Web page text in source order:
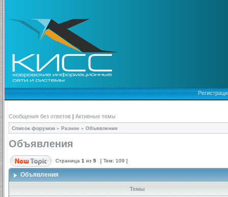
Сообщения без ответов | Активные темы
Список форумов » Разное » Объявления
Объявления
Страница 1 из 5 [ Тем: 109 ]
Объявления
Темы